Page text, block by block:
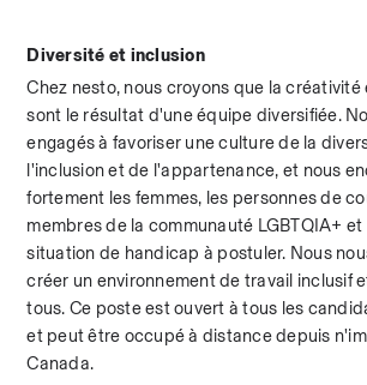
Diversité et inclusion
Chez nesto, nous croyons que la
sont le résultat d'une équipe diversifiée.
engagés à favoriser une culture de la
l'inclusion et de l'appartenance, et nous
fortement les femmes, les personnes de
membres de la communauté LGBTQIA+
situation de handicap à postuler. Nous
créer un environnement de travail inclusif
tous. Ce poste est ouvert à tous les
et peut être occupé à distance depuis
Canada.